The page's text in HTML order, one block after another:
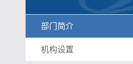
部门简介
机构设置